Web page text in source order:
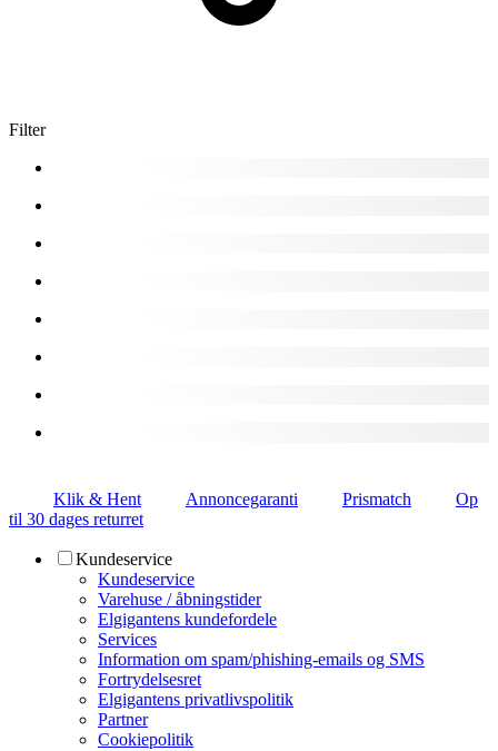
Filter
Klik & Hent Annoncegaranti Prismatch
Op
til 30 dages returret
Kundeservice
Kundeservice
Varehuse / åbningstider
Elgigantens kundefordele
Services
Information om spam/phishing-emails og SMS
Fortrydelsesret
Elgigantens privatlivspolitik
Partner
Cookiepolitik